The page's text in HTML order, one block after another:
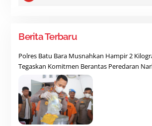
Berita Terbaru
Polres Batu Bara Musnahkan Hampir 2
Tegaskan Komitmen Berantas Peredaran